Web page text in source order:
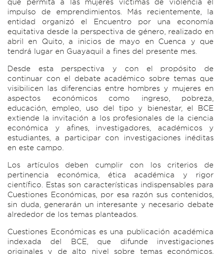
impulso de emprendimientos. Más recientemente, la
entidad organizó el Encuentro por una economía
equitativa desde la perspectiva de género, realizado en
abril en Quito, a inicios de mayo en Cuenca y que
tendrá lugar en Guayaquil a fines del presente mes.
Desde esta perspectiva y con el propósito de
continuar con el debate académico sobre temas que
visibilicen las diferencias entre hombres y mujeres en
aspectos económicos como ingreso, pobreza,
educación, empleo, uso del tipo y bienestar, el BCE
extiende la invitación a los profesionales de la ciencia
económica y afines, investigadores, académicos y
estudiantes, a participar con investigaciones inéditas
en este campo.
Los artículos deben cumplir con los criterios de
pertinencia económica, ética académica y rigor
científico. Estas son características indispensables para
Cuestiones Económicas, por esa razón sus contenidos,
sin duda, generarán un interesante y necesario debate
alrededor de los temas planteados.
Cuestiones Económicas es una publicación académica
indexada del BCE, que difunde investigaciones
originales y de alto nivel sobre temas económicos,